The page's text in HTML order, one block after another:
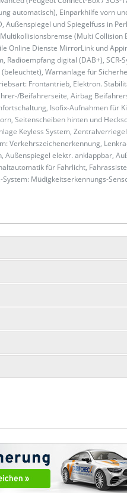
automatisch), Einparkhilfe vorn
Außenspiegel und Spiegelfuss in
(Multi
Online Dienste MirrorLink und
Radioempfang digital (DAB+),
Warnanlage für
Frontantrieb, Elektron.
Beifahrerseite, Airbag
Isofix-Aufnahmen für
Seitenscheiben hinten und
Keyless System,
Verkehrszeichenerkennung,
Außenspiegel elektr. anklappbar,
für Fahrlicht,
Müdigkeitserkennungs-